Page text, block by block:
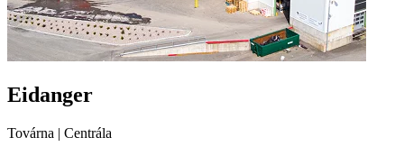
Eidanger
Továrna | Centrála